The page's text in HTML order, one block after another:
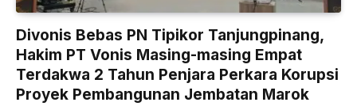
Divonis Bebas PN Tipikor Tanjungpinang,
Hakim PT Vonis Masing-masing Empat
Terdakwa 2 Tahun Penjara Perkara Korupsi
Proyek Pembangunan Jembatan Marok